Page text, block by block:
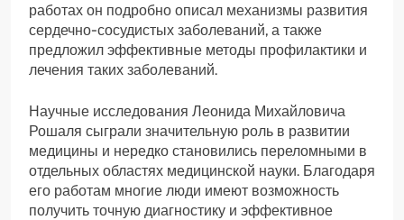
работах он подробно описал механизмы развития
сердечно-сосудистых заболеваний, а также
предложил эффективные методы профилактики и
лечения таких заболеваний.
Научные исследования Леонида Михайловича
Рошаля сыграли значительную роль в развитии
медицины и нередко становились переломными в
отдельных областях медицинской науки. Благодаря
его работам многие люди имеют возможность
получить точную диагностику и эффективное